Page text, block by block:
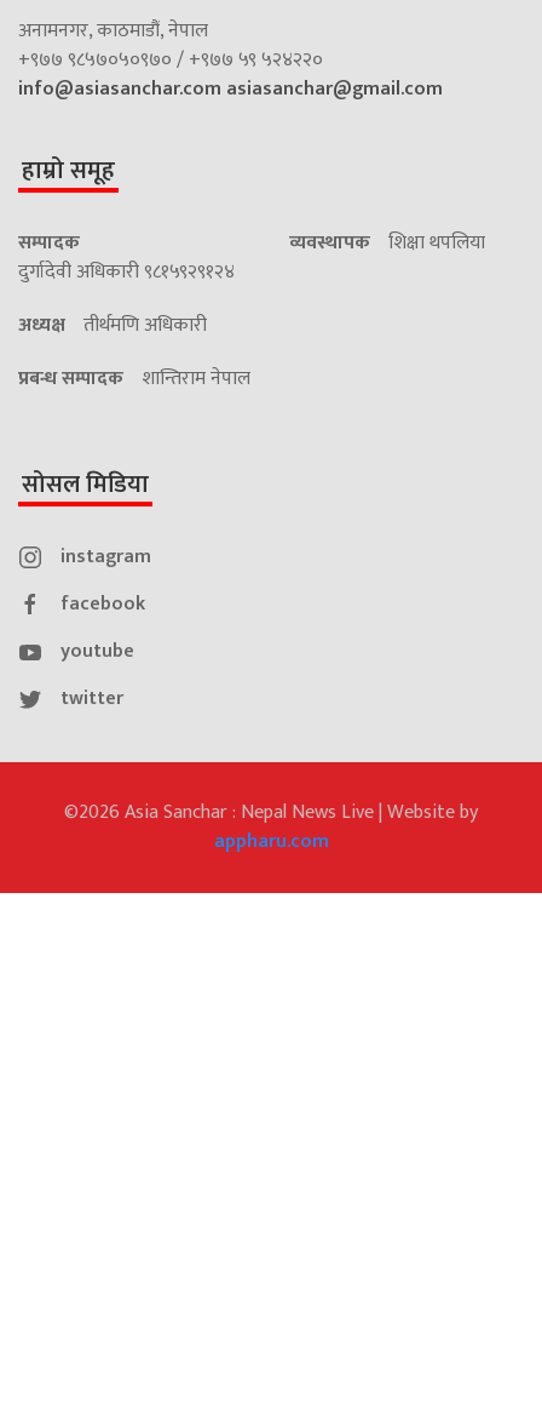
अनामनगर, काठमाडौं, नेपाल
+९७७ ९८५७०५०९७० / +९७७ ५९ ५२४२२०
info@asiasanchar.com asiasanchar@gmail.com
हाम्रो समूह
सम्पादक
दुर्गादेवी अधिकारी ९८१५९२९१२४
व्यवस्थापक शिक्षा थपलिया
अध्यक्ष तीर्थमणि अधिकारी
प्रबन्ध सम्पादक शान्तिराम नेपाल
सोसल मिडिया
instagram
facebook
youtube
twitter
©2026 Asia Sanchar : Nepal News Live | Website by
appharu.com